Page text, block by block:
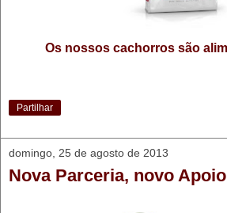
Os nossos cachorros são al
Partilhar
domingo, 25 de agosto de 2013
Nova Parceria, novo